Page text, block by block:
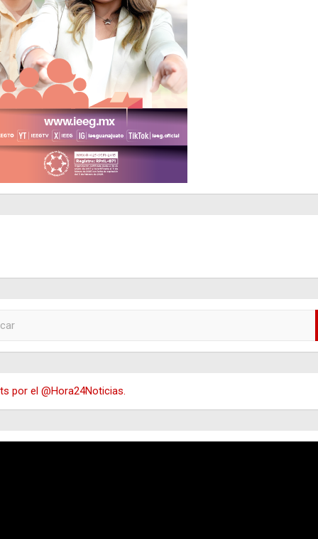
por el @Hora24Noticias.